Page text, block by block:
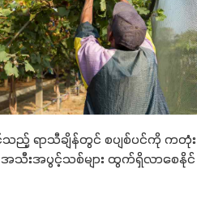
သည့် ရာသီချိန်တွင် စပျစ်ပင်ကို ကတုံး
င့် အသီးအပွင့်သစ်များ ထွက်ရှိလာစေနိုင်